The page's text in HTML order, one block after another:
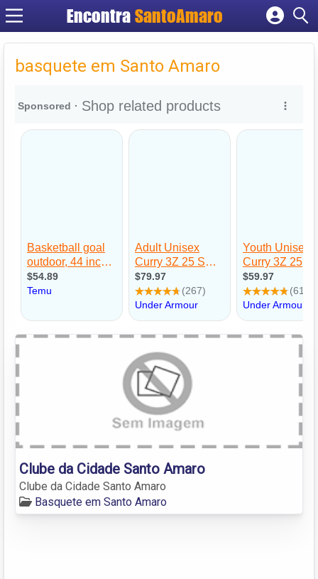
Encontra SantoAmaro
Cadastrar empresa
Criar conta
basquete em Santo Amaro
Clube da Cidade Santo Amaro
Clube da Cidade Santo Amaro
Basquete em Santo Amaro